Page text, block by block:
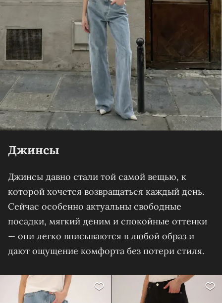
Джинсы
Джинсы давно стали той самой вещью, к
которой хочется возвращаться каждый день.
Сейчас особенно актуальны свободные
посадки, мягкий деним и спокойные оттенки
— они легко вписываются в любой образ и
дают ощущение комфорта без потери стиля.